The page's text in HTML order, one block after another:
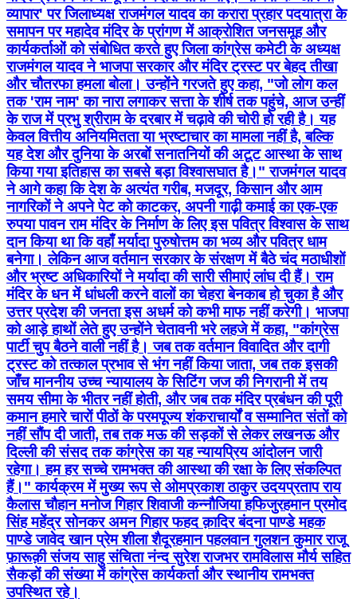
व्यापार' पर जिलाध्यक्ष राजमंगल यादव का करारा प्रहार पदयात्रा के
समापन पर महादेव मंदिर के प्रांगण में आक्रोशित जनसमूह और
कार्यकर्ताओं को संबोधित करते हुए जिला कांग्रेस कमेटी के अध्यक्ष
राजमंगल यादव ने भाजपा सरकार और मंदिर ट्रस्ट पर बेहद तीखा
और चौतरफा हमला बोला। उन्होंने गरजते हुए कहा, "जो लोग कल
तक 'राम नाम' का नारा लगाकर सत्ता के शीर्ष तक पहुंचे, आज उन्हीं
के राज में प्रभु श्रीराम के दरबार में चढ़ावे की चोरी हो रही है। यह
केवल वित्तीय अनियमितता या भ्रष्टाचार का मामला नहीं है, बल्कि
यह देश और दुनिया के अरबों सनातनियों की अटूट आस्था के साथ
किया गया इतिहास का सबसे बड़ा विश्वासघात है।" राजमंगल यादव
ने आगे कहा कि देश के अत्यंत गरीब, मजदूर, किसान और आम
नागरिकों ने अपने पेट को काटकर, अपनी गाढ़ी कमाई का एक-एक
रुपया पावन राम मंदिर के निर्माण के लिए इस पवित्र विश्वास के साथ
दान किया था कि वहाँ मर्यादा पुरुषोत्तम का भव्य और पवित्र धाम
बनेगा। लेकिन आज वर्तमान सरकार के संरक्षण में बैठे चंद मठाधीशों
और भ्रष्ट अधिकारियों ने मर्यादा की सारी सीमाएं लांघ दी हैं। राम
मंदिर के धन में धांधली करने वालों का चेहरा बेनकाब हो चुका है और
उत्तर प्रदेश की जनता इस अधर्म को कभी माफ नहीं करेगी। भाजपा
को आड़े हाथों लेते हुए उन्होंने चेतावनी भरे लहजे में कहा, "कांग्रेस
पार्टी चुप बैठने वाली नहीं है। जब तक वर्तमान विवादित और दागी
ट्रस्ट को तत्काल प्रभाव से भंग नहीं किया जाता, जब तक इसकी
जाँच माननीय उच्च न्यायालय के सिटिंग जज की निगरानी में तय
समय सीमा के भीतर नहीं होती, और जब तक मंदिर प्रबंधन की पूरी
कमान हमारे चारों पीठों के परमपूज्य शंकराचार्यों व सम्मानित संतों को
नहीं सौंप दी जाती, तब तक मऊ की सड़कों से लेकर लखनऊ और
दिल्ली की संसद तक कांग्रेस का यह न्यायप्रिय आंदोलन जारी
रहेगा। हम हर सच्चे रामभक्त की आस्था की रक्षा के लिए संकल्पित
हैं।" कार्यक्रम में मुख्य रूप से ओमप्रकाश ठाकुर उदयप्रताप राय
कैलास चौहान मनोज गिहार शिवाजी कन्नौजिया हफिजुरहमान प्रमोद
सिंह महेंद्र सोनकर अमन गिहार फहद क़ादिर बंदना पाण्डे महक
पाण्डे जावेद खान प्रेम शीला शैदूरहमान पहलवान गुलशन कुमार राजू
फ़ारूक़ी संजय साहु संचिता नंन्द सुरेश राजभर रामविलास मौर्य सहित
सैकड़ों की संख्या में कांग्रेस कार्यकर्ता और स्थानीय रामभक्त
उपस्थित रहे।